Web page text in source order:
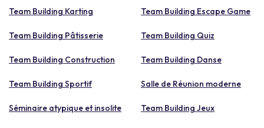
Team Building Karting Team Building Escape Game
Team Building Pâtisserie Team Building Quiz
Team Building Construction Team Building Danse
Team Building Sportif Salle de Réunion moderne
Séminaire atypique et insolite Team Building Jeux